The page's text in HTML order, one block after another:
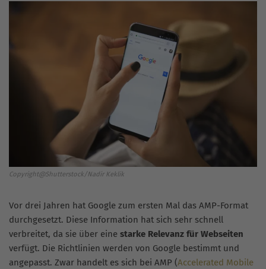
Copyright@Shutterstock/Nadir Keklik
Vor drei Jahren hat Google zum ersten Mal das AMP-Format
durchgesetzt. Diese Information hat sich sehr schnell
verbreitet, da sie über eine starke Relevanz für Webseiten
verfügt. Die Richtlinien werden von Google bestimmt und
angepasst. Zwar handelt es sich bei AMP (Accelerated Mobile